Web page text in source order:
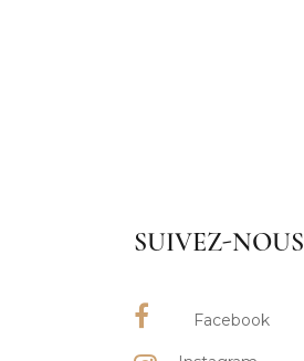
SUIVEZ-NOUS
Facebook